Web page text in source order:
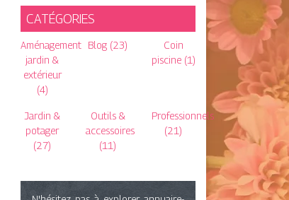
CATÉGORIES
Aménagement
jardin &
extérieur
(4)
Blog (23)
Coin
piscine (1)
Jardin &
potager
(27)
Outils &
accessoires
(11)
Professionnels
(21)